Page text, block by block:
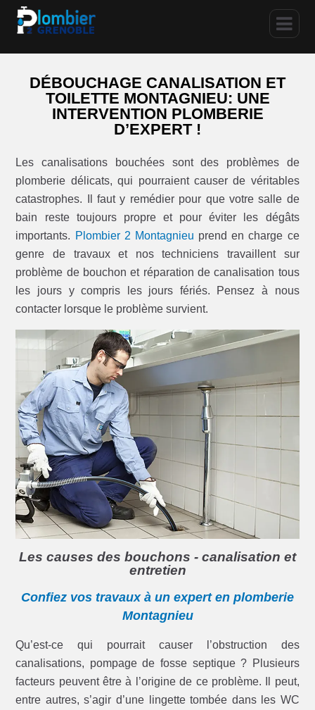
DÉBOUCHAGE CANALISATION ET
TOILETTE MONTAGNIEU: UNE
INTERVENTION PLOMBERIE
D’EXPERT !
Les canalisations bouchées sont des problèmes de
plomberie délicats, qui pourraient causer de véritables
catastrophes. Il faut y remédier pour que votre salle de
bain reste toujours propre et pour éviter les dégâts
importants. Plombier 2 Montagnieu prend en charge ce
genre de travaux et nos techniciens travaillent sur
problème de bouchon et réparation de canalisation tous
les jours y compris les jours fériés. Pensez à nous
contacter lorsque le problème survient.
Les causes des bouchons - canalisation et
entretien
Confiez vos travaux à un expert en plomberie
Montagnieu
Qu’est-ce qui pourrait causer l’obstruction des
canalisations, pompage de fosse septique ? Plusieurs
facteurs peuvent être à l’origine de ce problème. Il peut,
entre autres, s’agir d’une lingette tombée dans les WC